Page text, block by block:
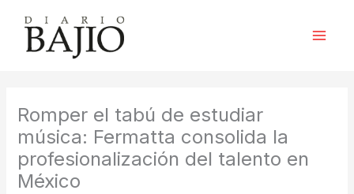
contenido
Romper el tabú de estudiar
música: Fermatta consolida la
profesionalización del talento en
México